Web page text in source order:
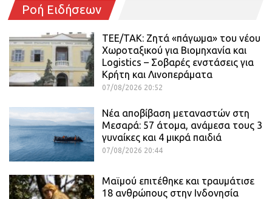
Ροή Ειδήσεων
ΤΕΕ/ΤΑΚ: Ζητά «πάγωμα» του νέου
Χωροταξικού για Βιομηχανία και
Logistics – Σοβαρές ενστάσεις για
Κρήτη και Λινοπεράματα
07/08/2026 20:52
Νέα αποβίβαση μεταναστών στη
Μεσαρά: 57 άτομα, ανάμεσα τους 3
γυναίκες και 4 μικρά παιδιά
07/08/2026 20:44
Μαϊμού επιτέθηκε και τραυμάτισε
18 ανθρώπους στην Ινδονησία